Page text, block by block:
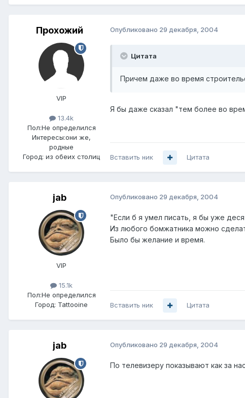
Прохожий
VIP
13.4k
Пол:Не определился
Интересы:они же,
родные
Город: из обеих столиц
Опубликовано 29 декабря, 2004
Цитата
Причем даже во время
Я бы даже сказал "тем более во
Вставить ник Цитата
jab
VIP
15.1k
Пол:Не определился
Город: Tattooine
Опубликовано 29 декабря, 2004
"Если б я умел писать, я бы уже
Из любого бомжатника можно
Было бы желание и время.
Вставить ник Цитата
jab Опубликовано 29 декабря, 2004
По телевизеру показывают как за